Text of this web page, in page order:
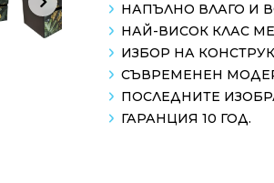
НАПЪЛНО ВЛАГО И
НАЙ-ВИСОК КЛАС
ИЗБОР НА
СЪВРЕМЕНЕН
ПОСЛЕДНИТЕ
ГАРАНЦИЯ 10 ГОД.